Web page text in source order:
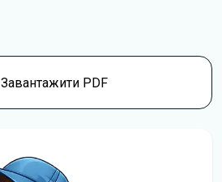
Завантажити PDF